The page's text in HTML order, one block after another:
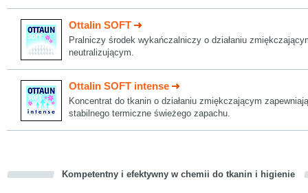
Ottalin SOFT
Pralniczy środek wykańczalniczy o działaniu
neutralizującym.
Ottalin SOFT intense
Koncentrat do tkanin o działaniu zmiękczającym
stabilnego termiczne świeżego zapachu.
Kompetentny i efektywny w chemii do tkanin i higienie